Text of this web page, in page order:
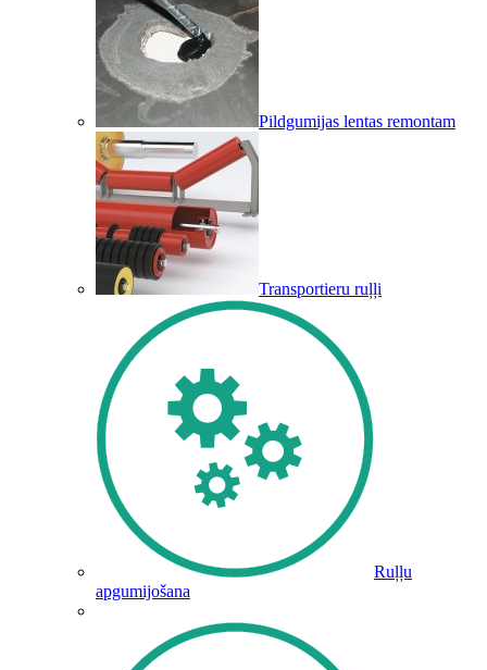
Pildgumijas lentas remontam
Transportieru ruļļi
Ruļļu
apgumijošana